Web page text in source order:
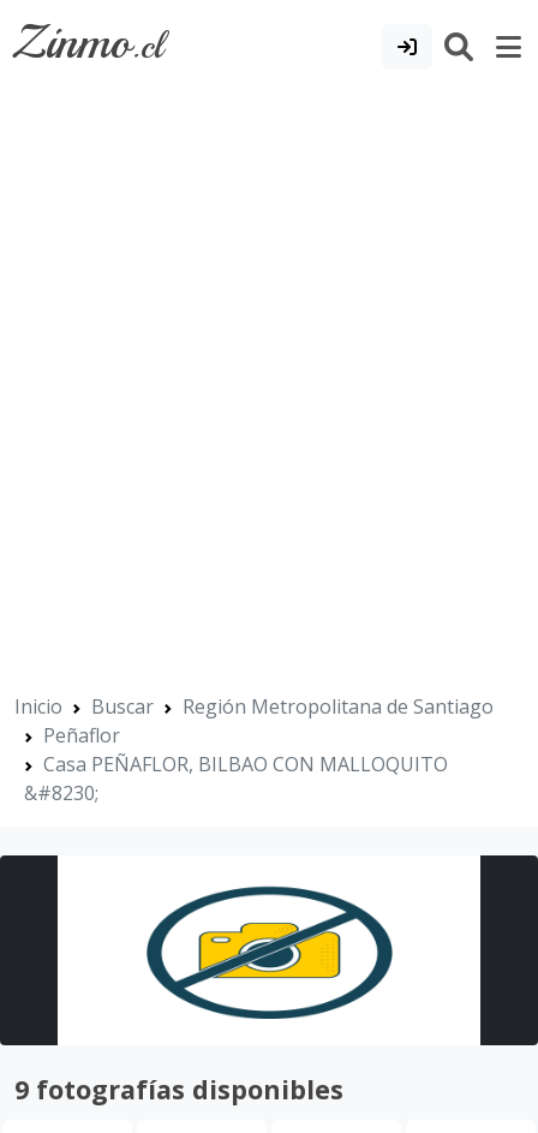
Zinmo.cl
Inicio Buscar
Región Metropolitana de Santiago
Peñaflor
Casa PEÑAFLOR, BILBAO CON MALLOQUITO
&#8230;
9 fotografías disponibles